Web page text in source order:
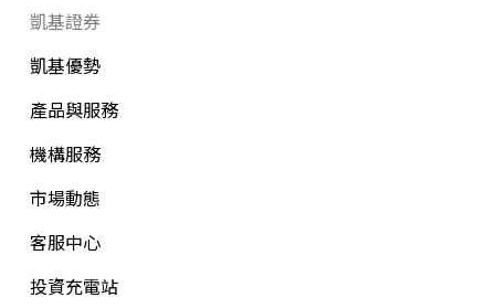
凱基證券
凱基優勢
產品與服務
機構服務
市場動態
客服中心
投資充電站